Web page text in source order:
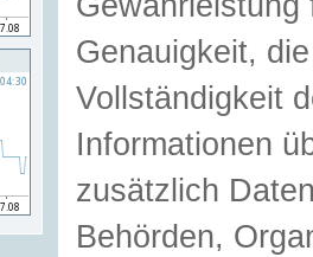
Genauigkeit,
Vollständigkeit
Informationen
zusätzlich
Behörden,